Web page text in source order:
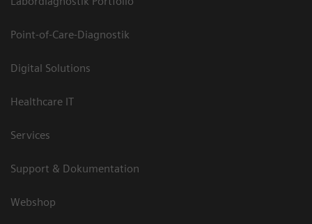
Point-of-Care-Diagnostik
Digital Solutions
Healthcare IT
Services
Support & Dokumentation
Webshop